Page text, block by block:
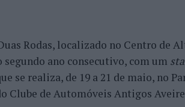
Rodas, localizado no Centro de
segundo ano consecutivo, com um
se realiza, de 19 a 21 de maio, no
Clube de Automóveis Antigos